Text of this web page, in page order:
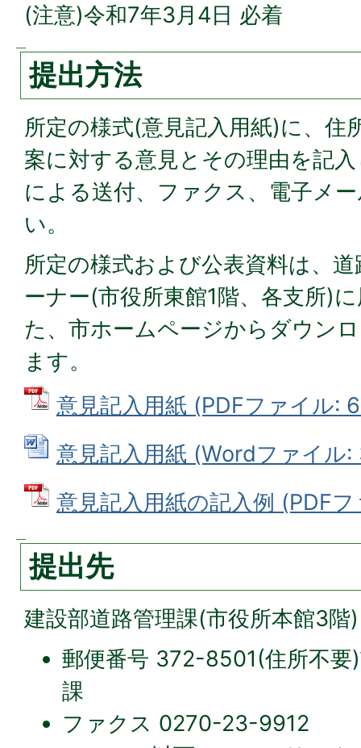
(注意)令和7年3月4日 必着
提出方法
所定の様式(意見記入用紙)に、住
案に対する意見とその理由を記
による送付、ファクス、電子メ
い。
所定の様式および公表資料は、
ーナー(市役所東館1階、各支所)
た、市ホームページからダウン
ます。
意見記入用紙 (PDFファイル:
意見記入用紙 (Wordファイル:
意見記入用紙の記入例 (PDF
提出先
建設部道路管理課(市役所本館3階)
郵便番号 372-8501(住所不要
課
ファクス 0270-23-9912